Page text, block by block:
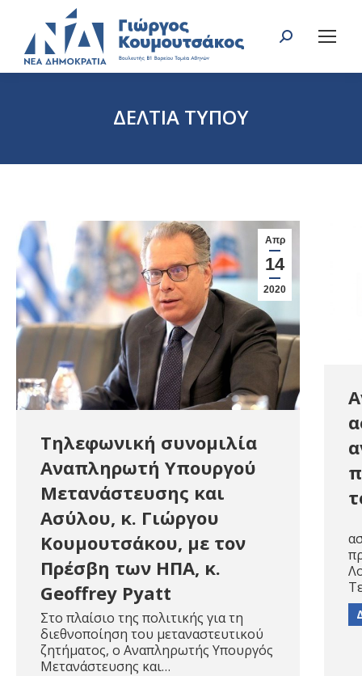
Search:
ΔΕΛΤΙΑ ΤΥΠΟΥ
Απρ
14
2020
Τηλεφωνική συνομιλία
Αναπληρωτή Υπουργού
Μετανάστευσης και
Ασύλου, κ. Γιώργου
Κουμουτσάκου, με τον
Πρέσβη των ΗΠΑ, κ.
Geoffrey Pyatt
Στο πλαίσιο της πολιτικής για τη
διεθνοποίηση του μεταναστευτικού
ζητήματος, ο Αναπληρωτής Υπουργός
Μετανάστευσης και…